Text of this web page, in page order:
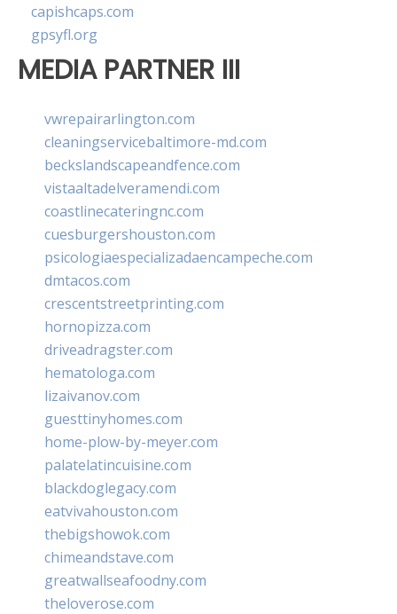
capishcaps.com
gpsyfl.org
MEDIA PARTNER III
vwrepairarlington.com
cleaningservicebaltimore-md.com
beckslandscapeandfence.com
vistaaltadelveramendi.com
coastlinecateringnc.com
cuesburgershouston.com
psicologiaespecializadaencampeche.com
dmtacos.com
crescentstreetprinting.com
hornopizza.com
driveadragster.com
hematologa.com
lizaivanov.com
guesttinyhomes.com
home-plow-by-meyer.com
palatelatincuisine.com
blackdoglegacy.com
eatvivahouston.com
thebigshowok.com
chimeandstave.com
greatwallseafoodny.com
theloverose.com